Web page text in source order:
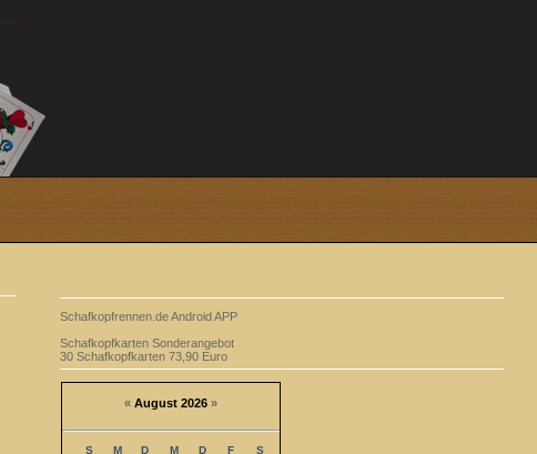
Schafkopfrennen.de Android APP
Schafkopfkarten Sonderangebot
30 Schafkopfkarten 73,90 Euro
« August 2026 »
S M D M D F S